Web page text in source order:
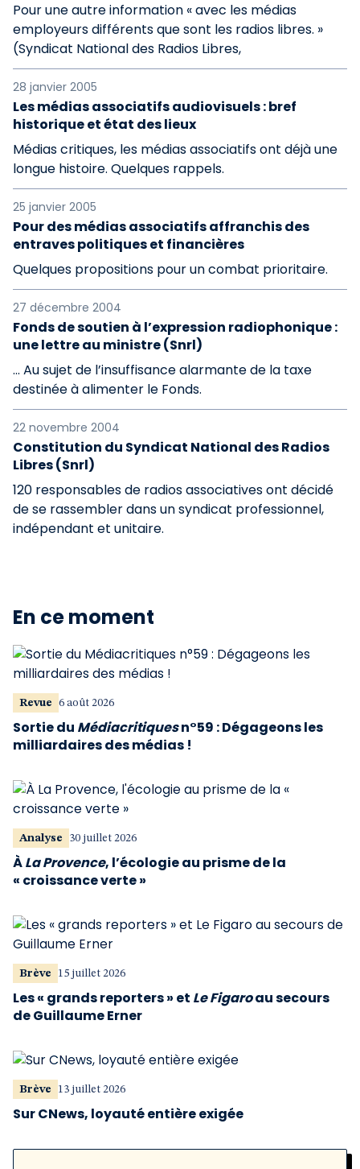
Pour une autre information « avec les médias
employeurs différents que sont les radios libres. »
(Syndicat National des Radios Libres,
28 janvier 2005
Les médias associatifs audiovisuels : bref
historique et état des lieux
Médias critiques, les médias associatifs ont déjà une
longue histoire. Quelques rappels.
25 janvier 2005
Pour des médias associatifs affranchis des
entraves politiques et financières
Quelques propositions pour un combat prioritaire.
27 décembre 2004
Fonds de soutien à l’expression radiophonique :
une lettre au ministre (Snrl)
... Au sujet de l’insuffisance alarmante de la taxe
destinée à alimenter le Fonds.
22 novembre 2004
Constitution du Syndicat National des Radios
Libres (Snrl)
120 responsables de radios associatives ont décidé
de se rassembler dans un syndicat professionnel,
indépendant et unitaire.
En ce moment
Revue 6 août 2026
Sortie du Médiacritiquesn°59 : Dégageons les
milliardaires des médias !
Analyse 30 juillet 2026
ÀLa Provence, l’écologie au prisme de la
« croissance verte »
Brève 15 juillet 2026
Les « grands reporters » et Le Figaroau secours
de Guillaume Erner
Brève 13 juillet 2026
Sur CNews, loyauté entière exigée